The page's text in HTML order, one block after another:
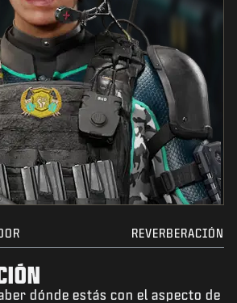
REVERBERACIÓN
dónde estás con el aspecto de